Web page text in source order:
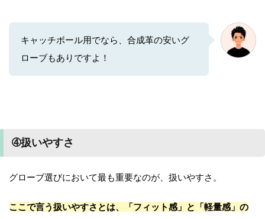
キャッチボール用でなら、合成革の安いグ
ローブもありですよ！
➃扱いやすさ
グローブ選びにおいて最も重要なのが、扱いやすさ。
ここで言う扱いやすさとは、「フィット感」と「軽量感」の